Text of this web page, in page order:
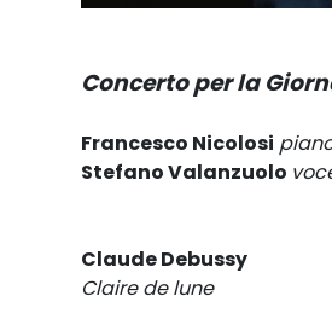
Concerto per la
Francesco Nicolosi
Stefano Valanzuolo
Claude Debussy
Claire de lune